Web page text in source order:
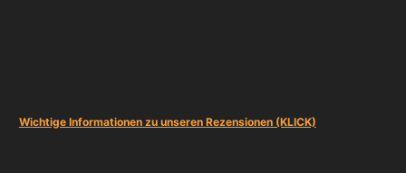
Wichtige Informationen zu unseren Rezensionen (KLICK)